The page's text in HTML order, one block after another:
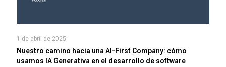
1 de abril de 2025
Nuestro camino hacia una AI-First Company: cómo
usamos IA Generativa en el desarrollo de software